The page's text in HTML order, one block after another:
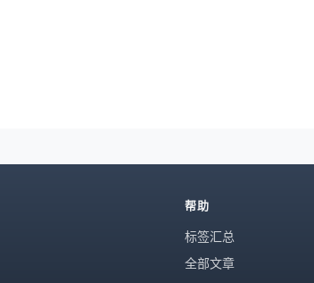
帮助
标签汇总
全部文章